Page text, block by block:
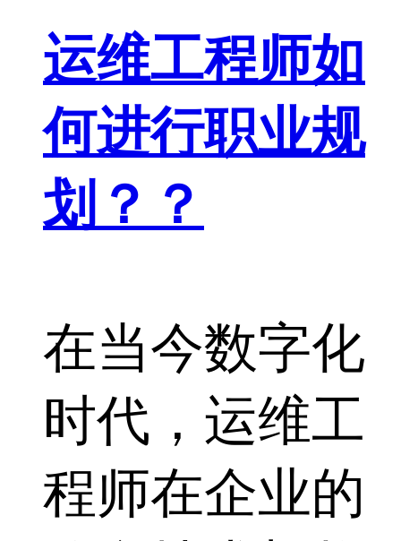
运维工程师如
何进行职业规
划？？
在当今数字化
时代，运维工
程师在企业的